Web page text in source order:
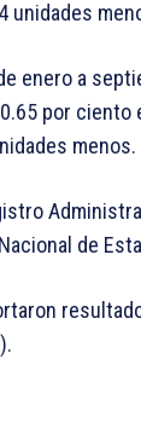
unidades
enero a
por
menos.
de